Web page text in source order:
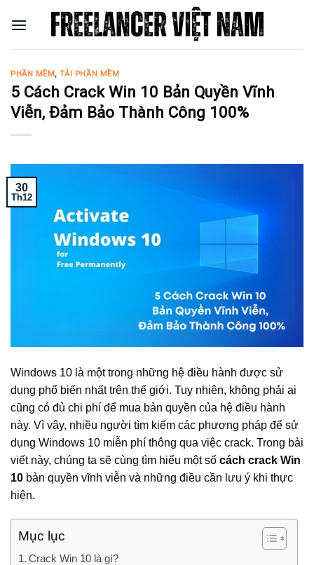
PHẦN MỀM, TẢI PHẦN MỀM
5 Cách Crack Win 10 Bản Quyền Vĩnh
Viễn, Đảm Bảo Thành Công 100%
30
Th12
Windows 10 là một trong những hệ điều hành được sử
dụng phổ biến nhất trên thế giới. Tuy nhiên, không phải ai
cũng có đủ chi phí để mua bản quyền của hệ điều hành
này. Vì vậy, nhiều người tìm kiếm các phương pháp để sử
dụng Windows 10 miễn phí thông qua việc crack. Trong bài
viết này, chúng ta sẽ cùng tìm hiểu một số cách crack Win
10 bản quyền vĩnh viễn và những điều cần lưu ý khi thực
hiện.
Mục lục
Crack Win 10 là gì?